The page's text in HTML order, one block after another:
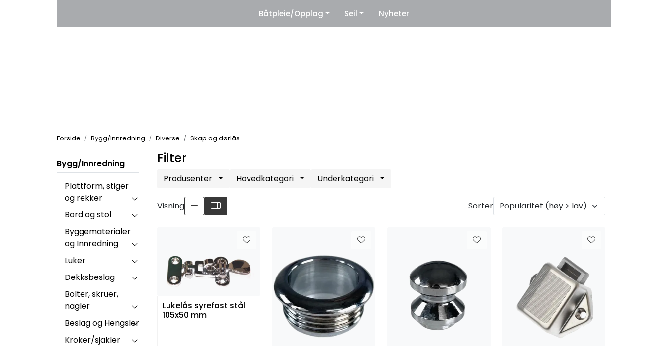
Leverandører
Båtpleie/Opplag Seil Nyheter
Forside Bygg/Innredning Diverse Skap og dørlås
Bygg/Innredning
Plattform, stiger
og rekker
Bord og stol
Byggematerialer
og Innredning
Luker
Dekksbeslag
Bolter, skruer,
nagler
Beslag og Hengsler
Kroker/sjakler
Filter
Produsenter Hovedkategori Underkategori
Visning Sorter
Lukelås syrefast stål
105x50 mm